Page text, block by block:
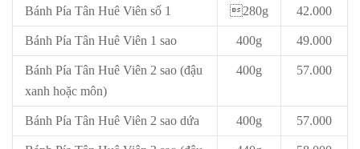
Bánh Pía Tân Huê Viên số 1 280g 42.000
Bánh Pía Tân Huê Viên 1 sao 400g 49.000
Bánh Pía Tân Huê Viên 2 sao (đậu
xanh hoặc môn)
400g 57.000
Bánh Pía Tân Huê Viên 2 sao dứa 400g 57.000